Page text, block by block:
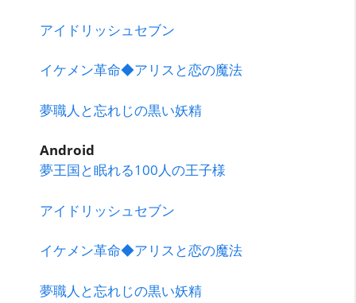
アイドリッシュセブン
イケメン革命◆アリスと恋の魔法
夢職人と忘れじの黒い妖精
Android
夢王国と眠れる100人の王子様
アイドリッシュセブン
イケメン革命◆アリスと恋の魔法
夢職人と忘れじの黒い妖精